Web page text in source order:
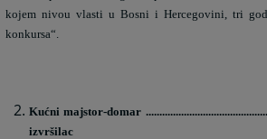
kojem nivou vlasti u Bosni i Hercegovini, tri
konkursa“.
Kućni majstor-domar
izvršilac